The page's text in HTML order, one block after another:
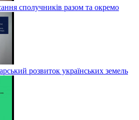
сполучників разом та окремо
розвиток українських земель